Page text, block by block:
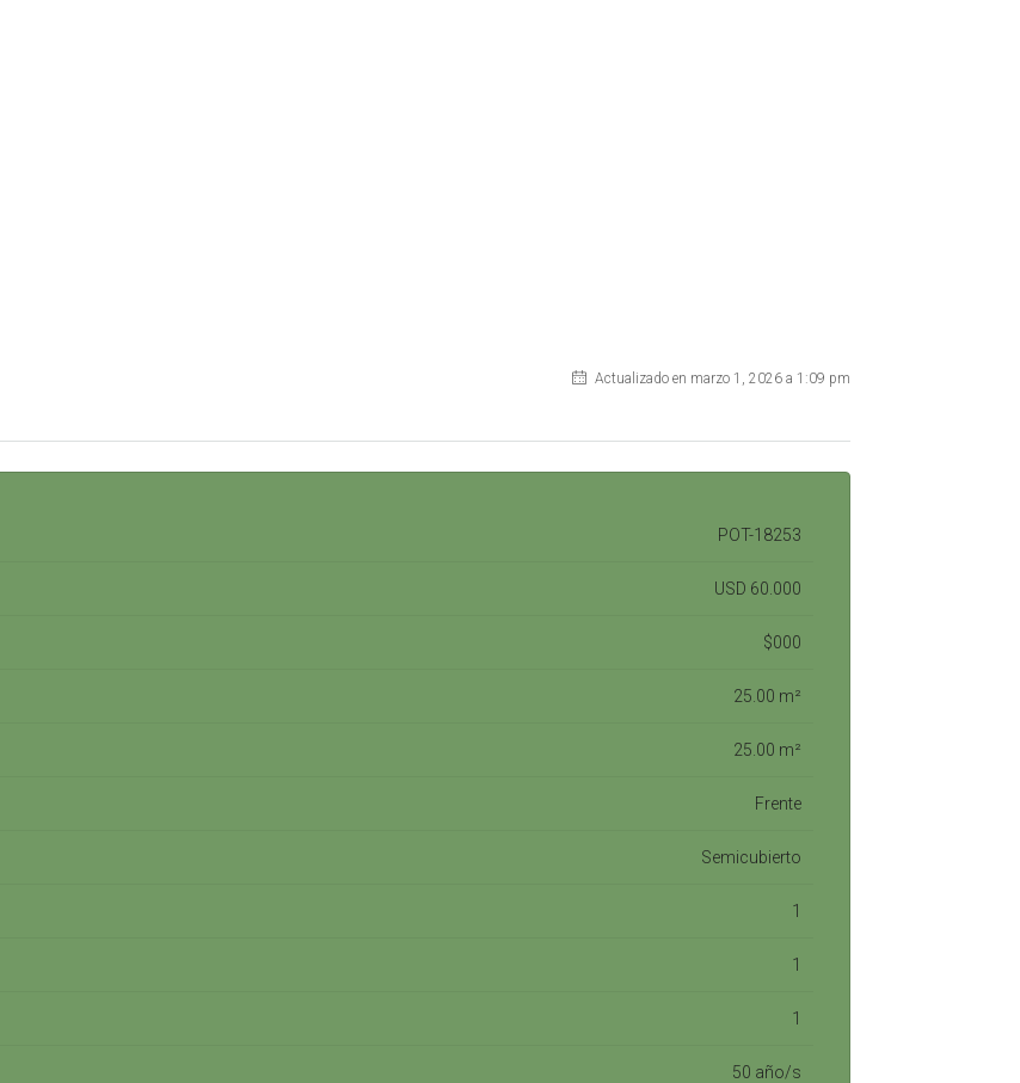
Actualizado en marzo 1, 2026 a 1:09 pm
POT-18253
USD 60.000
$000
25.00 m²
25.00 m²
Frente
Semicubierto
1
1
1
50 año/s